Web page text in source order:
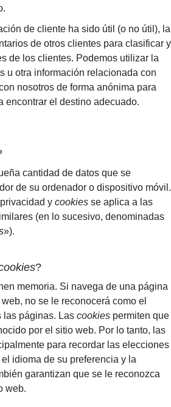
de cliente ha sido útil (o no útil), la
de otros clientes para clasificar y
de los clientes. Podemos utilizar la
u otra información relacionada con
nosotros de forma anónima para
encontrar el destino adecuado.
cantidad de datos que se
de su ordenador o dispositivo móvil.
y cookies se aplica a las
(en lo sucesivo, denominadas
»).
?
memoria. Si navega de una página
no se le reconocerá como el
las páginas. Las cookies permiten que
por el sitio web. Por lo tanto, las
para recordar las elecciones
idioma de su preferencia y la
garantizan que se le reconozca
web.